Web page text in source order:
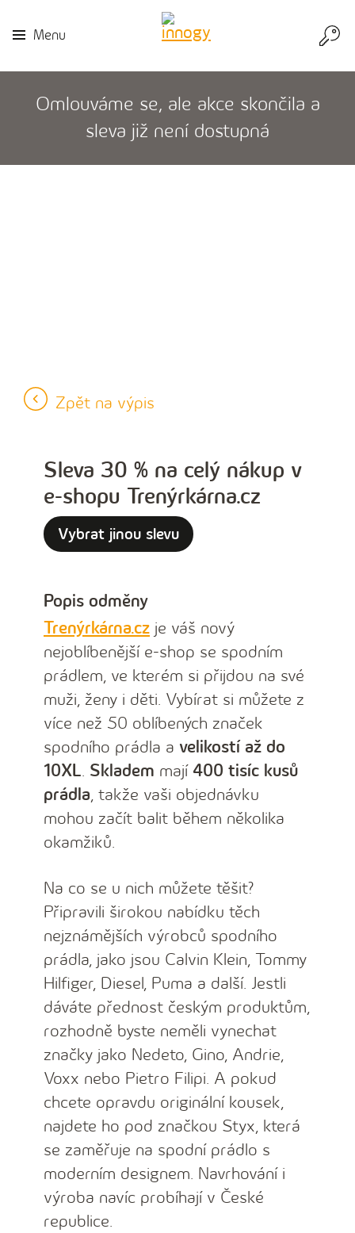
Menu
Omlouváme se, ale akce skončila a
sleva již není dostupná
Zpět na výpis
Sleva 30 % na celý nákup v
e-shopu Trenýrkárna.cz
Vybrat jinou slevu
Popis odměny
Trenýrkárna.cz je váš nový
nejoblíbenější e-shop se spodním
prádlem, ve kterém si přijdou na své
muži, ženy i děti. Vybírat si můžete z
více než 50 oblíbených značek
spodního prádla a velikostí až do
10XL. Skladem mají 400 tisíc kusů
prádla, takže vaši objednávku
mohou začít balit během několika
okamžiků.
Na co se u nich můžete těšit?
Připravili širokou nabídku těch
nejznámějších výrobců spodního
prádla, jako jsou Calvin Klein, Tommy
Hilfiger, Diesel, Puma a další. Jestli
dáváte přednost českým produktům,
rozhodně byste neměli vynechat
značky jako Nedeto, Gino, Andrie,
Voxx nebo Pietro Filipi. A pokud
chcete opravdu originální kousek,
najdete ho pod značkou Styx, která
se zaměřuje na spodní prádlo s
moderním designem. Navrhování i
výroba navíc probíhají v České
republice.